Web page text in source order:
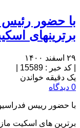
با حضور
برترینهای
۲۹ اسفند ۱۴۰۰
کد خبر : 15589
یک دقیقه خواندن
0 دیدگاه
با حضور رییس
برترین های اسکیت